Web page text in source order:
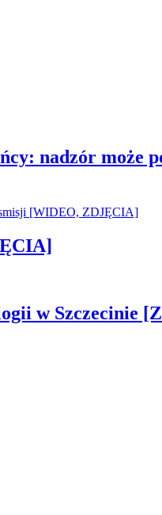
nadzór może
w Szczecinie